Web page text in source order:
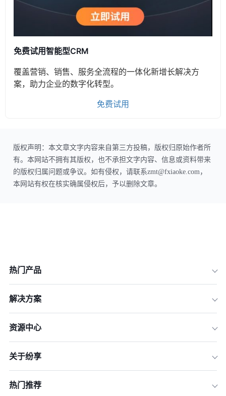
免费试用智能型CRM
覆盖营销、销售、服务全流程的一体化新增长解决方
案，助力企业的数字化转型。
免费试用
版权声明：本文章文字内容来自第三方投稿，版权归原始作者所
有。本网站不拥有其版权，也不承担文字内容、信息或资料带来
的版权归属问题或争议。如有侵权，请联系zmt@fxiaoke.com，
本网站有权在核实确属侵权后，予以删除文章。
热门产品
解决方案
资源中心
关于纷享
热门推荐